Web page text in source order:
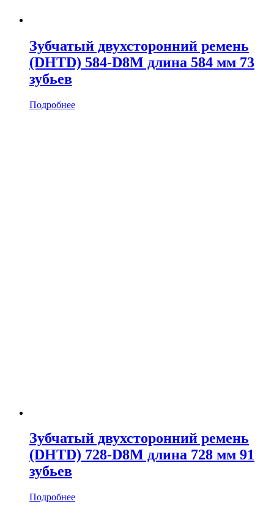
Зубчатый двухсторонний ремень
(DHTD) 584-D8M длина 584 мм 73
зубьев
Подробнее
Зубчатый двухсторонний ремень
(DHTD) 728-D8M длина 728 мм 91
зубьев
Подробнее